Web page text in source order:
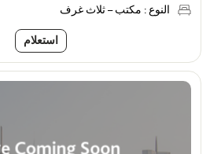
النوع : مكتب – ثلاث غرف
استعلام